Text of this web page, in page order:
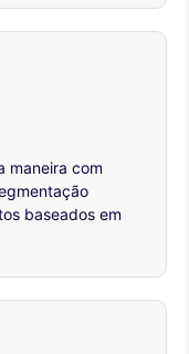
maneira com
baseados em